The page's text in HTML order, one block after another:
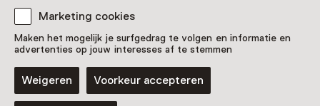
Marketing cookies
Maken het mogelijk je surfgedrag te volgen en informatie en
advertenties op jouw interesses af te stemmen
Weigeren Voorkeur accepteren
Pronkstuk